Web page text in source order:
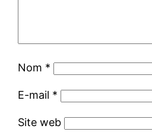
Nom *
E-mail *
Site web